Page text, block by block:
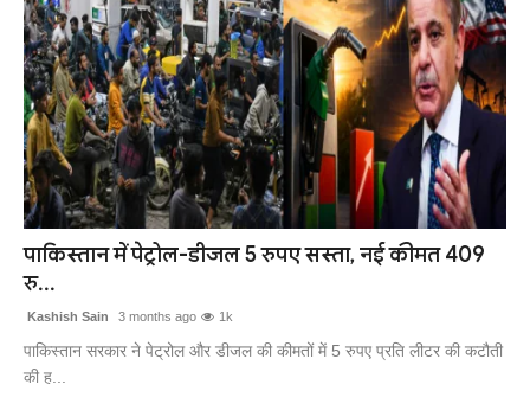
पाकिस्तान में पेट्रोल-डीजल 5 रुपए सस्ता, नई कीमत 409
रु...
Kashish Sain 3 months ago 1k
पाकिस्तान सरकार ने पेट्रोल और डीजल की कीमतों में 5 रुपए प्रति लीटर की कटौती
की ह...